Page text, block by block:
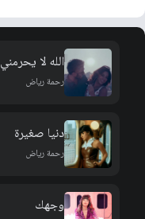
الله لا يحرمني
رحمة رياض
دنيا صغيرة
رحمة رياض
وجهك